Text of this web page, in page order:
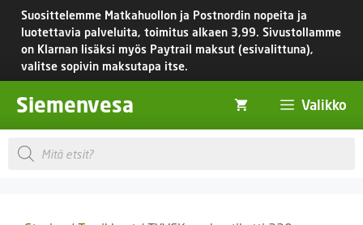
Siirry
sisältöön
Suosittelemme Matkahuollon ja Postnordin nopeita ja
luotettavia palveluita, toimitus alkaen 3,99. Sivustollamme
on Klarnan lisäksi myös Paytrail maksut (esivalittuna),
valitse sopivin maksutapa itse.
Siemenvesa Valikko
Products
search